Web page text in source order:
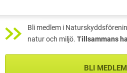
Bli medlem i
natur och miljö. Tillsammans
BLI